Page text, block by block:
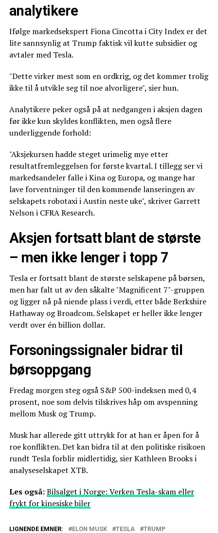
analytikere
Ifølge markedsekspert Fiona Cincotta i City Index er det
lite sannsynlig at Trump faktisk vil kutte subsidier og
avtaler med Tesla.
"Dette virker mest som en ordkrig, og det kommer trolig
ikke til å utvikle seg til noe alvorligere", sier hun.
Analytikere peker også på at nedgangen i aksjen dagen
før ikke kun skyldes konflikten, men også flere
underliggende forhold:
"Aksjekursen hadde steget urimelig mye etter
resultatfremleggelsen for første kvartal. I tillegg ser vi
markedsandeler falle i Kina og Europa, og mange har
lave forventninger til den kommende lanseringen av
selskapets robotaxi i Austin neste uke", skriver Garrett
Nelson i CFRA Research.
Aksjen fortsatt blant de største
– men ikke lenger i topp 7
Tesla er fortsatt blant de største selskapene på børsen,
men har falt ut av den såkalte "Magnificent 7"-gruppen
og ligger nå på niende plass i verdi, etter både Berkshire
Hathaway og Broadcom. Selskapet er heller ikke lenger
verdt over én billion dollar.
Forsoningssignaler bidrar til
børsoppgang
Fredag morgen steg også S&P 500-indeksen med 0,4
prosent, noe som delvis tilskrives håp om avspenning
mellom Musk og Trump.
Musk har allerede gitt uttrykk for at han er åpen for å
roe konflikten. Det kan bidra til at den politiske risikoen
rundt Tesla forblir midlertidig, sier Kathleen Brooks i
analyseselskapet XTB.
Les også:Bilsalget i Norge: Verken Tesla-skam eller
frykt for kinesiske biler
LIGNENDE EMNER: ELON MUSK TESLA TRUMP